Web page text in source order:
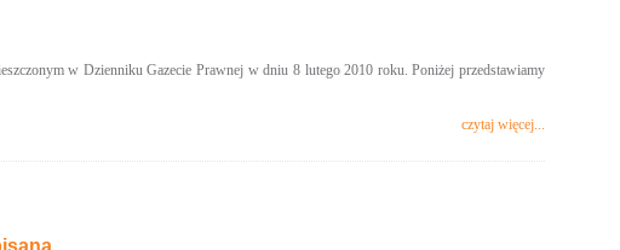
w Dzienniku Gazecie Prawnej w dniu 8 lutego 2010 roku. Poniżej przedstawiamy
czytaj więcej...